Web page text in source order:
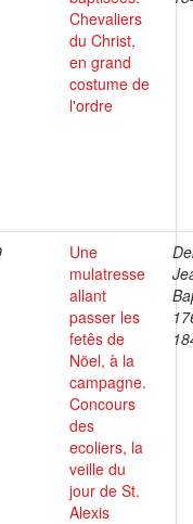
Chevaliers
du Christ,
en grand
costume de
l'ordre
Une
mulatresse
allant
passer les
fetês de
Nöel, à la
campagne.
Concours
des
ecoliers, la
veille du
jour de St.
Alexis